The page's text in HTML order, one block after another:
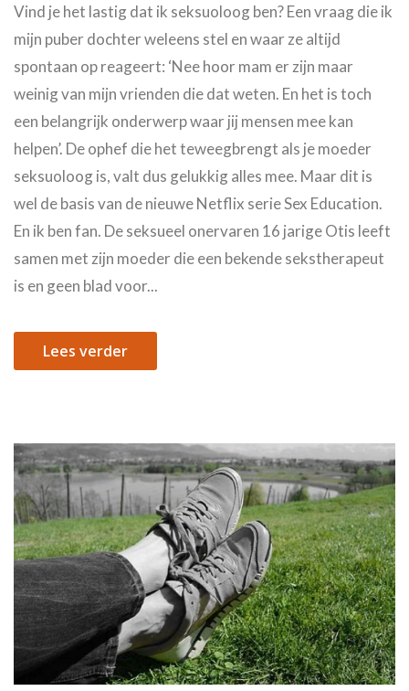
Vind je het lastig dat ik seksuoloog ben? Een vraag die ik
mijn puber dochter weleens stel en waar ze altijd
spontaan op reageert: ‘Nee hoor mam er zijn maar
weinig van mijn vrienden die dat weten. En het is toch
een belangrijk onderwerp waar jij mensen mee kan
helpen’. De ophef die het teweegbrengt als je moeder
seksuoloog is, valt dus gelukkig alles mee. Maar dit is
wel de basis van de nieuwe Netflix serie Sex Education.
En ik ben fan. De seksueel onervaren 16 jarige Otis leeft
samen met zijn moeder die een bekende sekstherapeut
is en geen blad voor...
Lees verder